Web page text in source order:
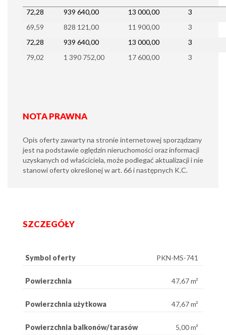
72,28
939 640,00 13 000,00
3
69,59
828 121,00 11 900,00
3
72,28
939 640,00 13 000,00
3
79,02
1 390 752,00 17 600,00 3
NOTA PRAWNA
Opis oferty zawarty na stronie internetowej sporządzany
jest na podstawie oględzin nieruchomości oraz informacji
uzyskanych od właściciela, może podlegać aktualizacji i nie
stanowi oferty określonej w art. 66 i następnych K.C.
SZCZEGÓŁY
Symbol oferty PKN-MS-741
Powierzchnia 47,67 m²
Powierzchnia użytkowa 47,67 m²
Powierzchnia balkonów/tarasów 5,00 m²